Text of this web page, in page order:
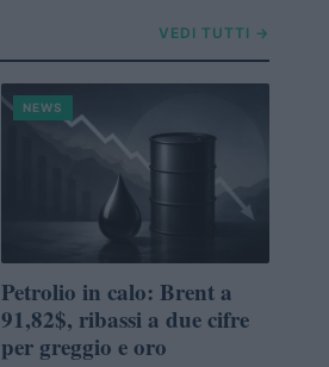
VEDI TUTTI →
NEWS
Petrolio in calo: Brent a
91,82$, ribassi a due cifre
per greggio e oro